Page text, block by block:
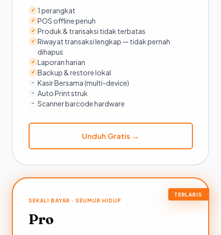
✓ 1 perangkat
✓ POS offline penuh
✓ Produk & transaksi tidak terbatas
✓ Riwayat transaksi lengkap — tidak pernah
dihapus
✓ Laporan harian
✓ Backup & restore lokal
– Kasir Bersama (multi-device)
– Auto Print struk
– Scanner barcode hardware
Unduh Gratis →
TERLARIS
SEKALI BAYAR · SEUMUR HIDUP
Pro